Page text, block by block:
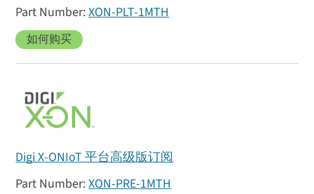
XON-PLT-1MTH
如何购买
Digi X-ONIoT 平台高级版订阅
XON-PRE-1MTH